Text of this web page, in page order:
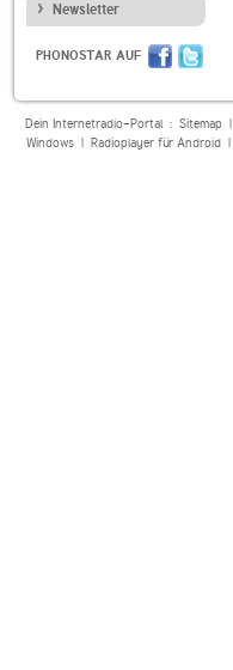
Newsletter
PHONOSTAR AUF
Dein Internetradio-Portal : Sitemap|
Windows| Radioplayer für Android|